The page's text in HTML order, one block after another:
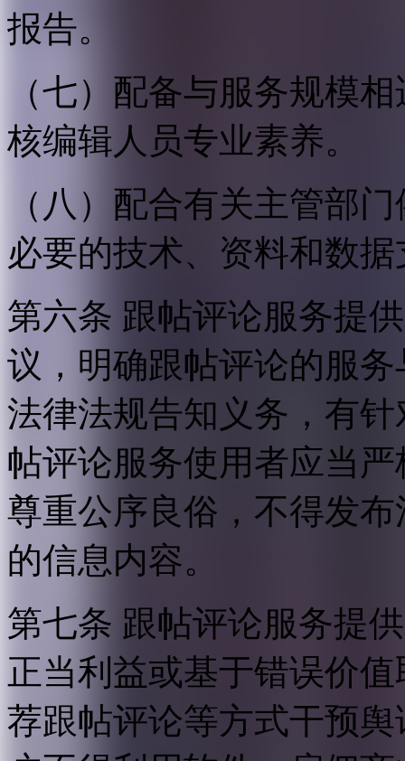
报告。
（七）配备与服务规模
核编辑人员专业素养。
（八）配合有关主管部
必要的技术、资料和数
第六条 跟帖评论服务提
议，明确跟帖评论的服
法律法规告知义务，有
帖评论服务使用者应当
尊重公序良俗，不得发
的信息内容。
第七条 跟帖评论服务提
正当利益或基于错误价
荐跟帖评论等方式干预